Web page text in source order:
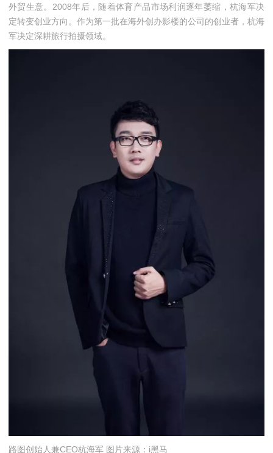
外贸生意。2008年后，随着体育产品市场利润逐年萎缩，杭海军决
定转变创业方向。作为第一批在海外创办影楼的公司的创业者，杭海
军决定深耕旅行拍摄领域。
路图创始人兼CEO杭海军 图片来源：i黑马